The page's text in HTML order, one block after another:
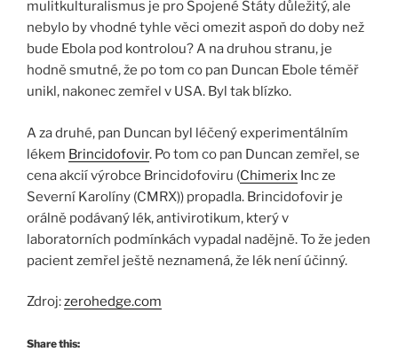
mulitkulturalismus je pro Spojené Státy důležitý, ale
nebylo by vhodné tyhle věci omezit aspoň do doby než
bude Ebola pod kontrolou? A na druhou stranu, je
hodně smutné, že po tom co pan Duncan Ebole téměř
unikl, nakonec zemřel v USA. Byl tak blízko.
A za druhé, pan Duncan byl léčený experimentálním
lékem Brincidofovir. Po tom co pan Duncan zemřel, se
cena akcií výrobce Brincidofoviru (Chimerix Inc ze
Severní Karolíny (CMRX)) propadla. Brincidofovir je
orálně podávaný lék, antivirotikum, který v
laboratorních podmínkách vypadal nadějně. To že jeden
pacient zemřel ještě neznamená, že lék není účinný.
Zdroj:zerohedge.com
Share this: